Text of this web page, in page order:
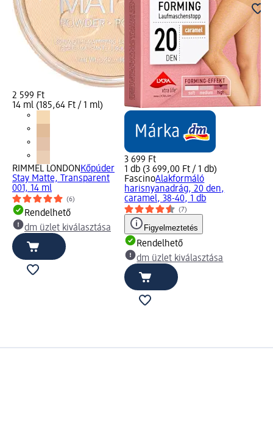
2 599 Ft
14 ml (185,64 Ft / 1 ml)
RIMMEL LONDON Kőpúder
Stay Matte, Transparent
001, 14 ml
(6)
Rendelhető
dm üzlet kiválasztása
3 699 Ft
1 db (3 699,00 Ft / 1 db)
FascinoAlakformáló
harisnyanadrág, 20 den,
caramel, 38-40, 1 db
(7)
Figyelmeztetés
Rendelhető
dm üzlet kiválasztása